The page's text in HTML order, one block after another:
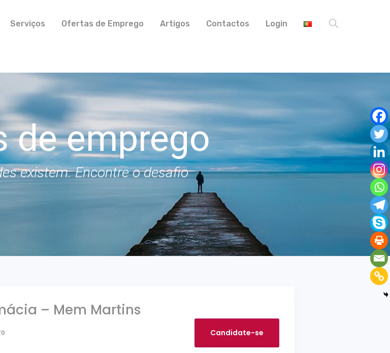
Serviços Ofertas de Emprego Artigos Contactos Login
de emprego
existem. Encontre o desafio
– Mem Martins
Candidate-se